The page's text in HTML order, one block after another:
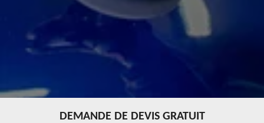
DEMANDE DE DEVIS GRATUIT